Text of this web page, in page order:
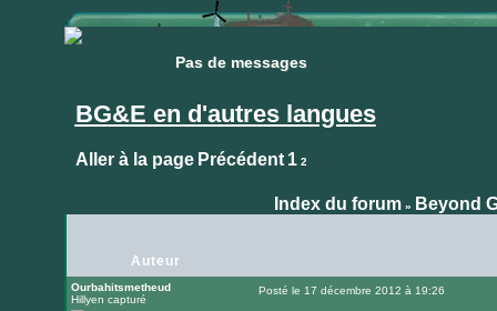
Pas de messages
Pas de messages
BG&E en d'autres langues
Aller à la page Précédent 1 2
Index du forum» Beyond
Auteur
Ourbahitsmetheud
Hillyen capturé
Posté le 17 décembre 2012 à 19:26